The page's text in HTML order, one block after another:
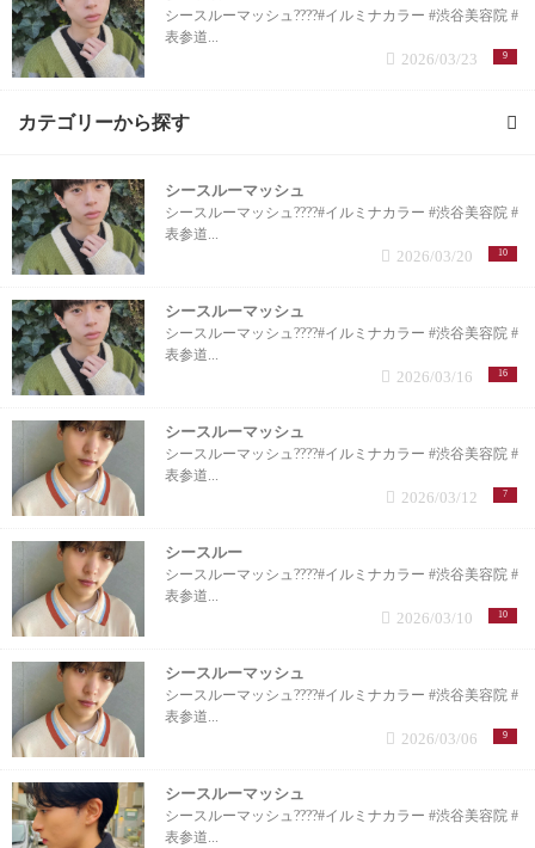
シースルーマッシュ????#イルミナカラー #渋谷美容院 #
表参道...
9
2026/03/23
カテゴリーから探す
カラー (1記事) シースルーマッシュ
シースルーマッシュ????#イルミナカラー #渋谷美容院 #
表参道...
10
2026/03/20
シースルーマッシュ
シースルーマッシュ????#イルミナカラー #渋谷美容院 #
表参道...
16
2026/03/16
シースルーマッシュ
シースルーマッシュ????#イルミナカラー #渋谷美容院 #
表参道...
7
2026/03/12
シースルー
シースルーマッシュ????#イルミナカラー #渋谷美容院 #
表参道...
10
2026/03/10
シースルーマッシュ
シースルーマッシュ????#イルミナカラー #渋谷美容院 #
表参道...
9
2026/03/06
シースルーマッシュ
シースルーマッシュ????#イルミナカラー #渋谷美容院 #
表参道...